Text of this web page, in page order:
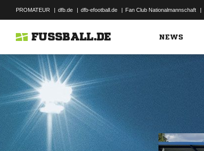
PROMATEUR | dfb.de | dfb-efootball.de | Fan Club Nationalmannschaft |
FUSSBALL.DE NEWS